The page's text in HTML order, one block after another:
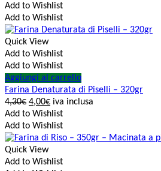
Add to Wishlist
Add to Wishlist
Quick View
Add to Wishlist
Add to Wishlist
Aggiungi al carrello
Farina Denaturata di Piselli – 320gr
4,30€ 4,00€ iva inclusa
Add to Wishlist
Add to Wishlist
Quick View
Add to Wishlist